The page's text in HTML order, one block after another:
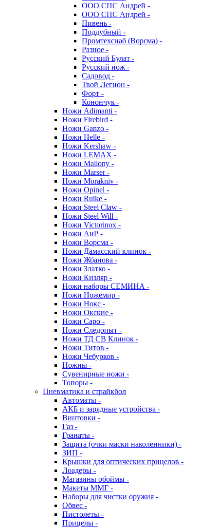
ООО СПС Андрей -
ООО СПС Андрей -
Пивень -
Поддубный -
Промтехснаб (Ворсма) -
Разное -
Русский Булат -
Русский нож -
Садовод -
Твой Легион -
Форт -
Конончук -
Ножи Adimanti -
Ножи Firebird -
Ножи Ganzo -
Ножи Helle -
Ножи Kershaw -
Ножи LEMAX -
Ножи Mallony -
Ножи Marser -
Ножи Morakniv -
Ножи Opinel -
Ножи Ruike -
Ножи Steel Claw -
Ножи Steel Will -
Ножи Victorinox -
Ножи АиР -
Ножи Ворсма -
Ножи Дамасский клинок -
Ножи Жбанова -
Ножи Златко -
Ножи Кизляр -
Ножи наборы СЕМИНА -
Ножи Ножемир -
Ножи Нокс -
Ножи Окские -
Ножи Саро -
Ножи Следопыт -
Ножи ТД СВ Клинок -
Ножи Титов -
Ножи Чебурков -
Ножны -
Сувенирные ножи -
Топоры -
Пневматика и страйкбол
Автоматы -
АКБ и зарядные устройства -
Винтовки -
Газ -
Гранаты -
Защита (очки маски наколенники) -
ЗИП -
Крышки для оптических прицелов -
Лоадеры -
Магазины обоймы -
Макеты ММГ -
Наборы для чистки оружия -
Обвес -
Пистолеты -
Прицелы -